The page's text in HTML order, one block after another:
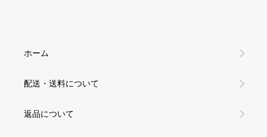
ホーム
配送・送料について
返品について